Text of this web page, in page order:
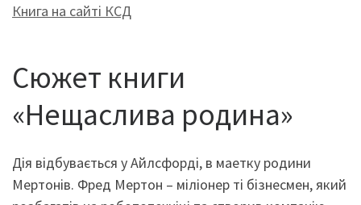
Книга на сайті КСД
Сюжет книги
«Нещаслива родина»
Дія відбувається у Айлсфорді, в маетку родини
Мертонів. Фред Мертон – міліонер ті бізнесмен, який